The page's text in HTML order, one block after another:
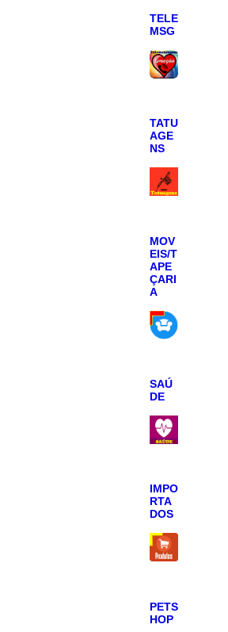
TELE
MSG
TATU
AGE
NS
MOV
EIS/T
APE
ÇARI
A
SAÚ
DE
IMPO
RTA
DOS
PETS
HOP